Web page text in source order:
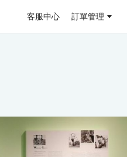
客服中心 訂單管理